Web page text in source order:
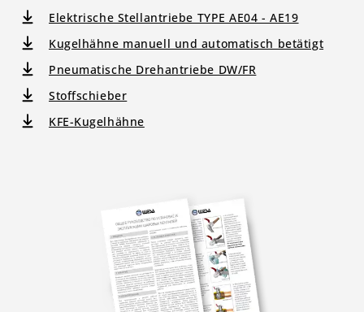
Elektrische Stellantriebe TYPE AE04 - AE19
Kugelhähne manuell und automatisch betätigt
Pneumatische Drehantriebe DW/FR
Stoffschieber
KFE-Kugelhähne